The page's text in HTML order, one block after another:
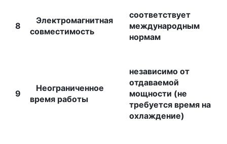
8
Электромагнитная
совместимость
соответствует
международным
нормам
9
Неограниченное
время работы
независимо от
отдаваемой
мощности (не
требуется время на
охлаждение)